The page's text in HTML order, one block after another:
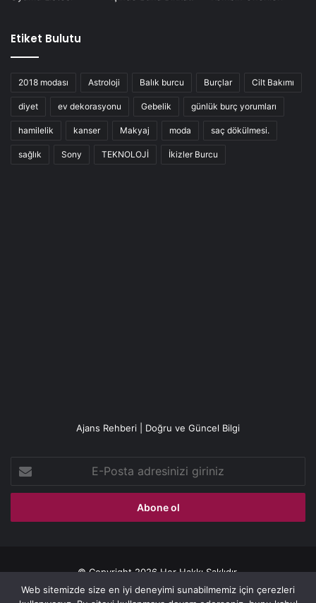
Etiket Bulutu
2018 modası Astroloji Balık burcu Burçlar Cilt Bakımı
diyet ev dekorasyonu Gebelik günlük burç yorumları
hamilelik kanser Makyaj moda saç dökülmesi.
sağlık Sony TEKNOLOJİ İkizler Burcu
Ajans Rehberi | Doğru ve Güncel Bilgi
Posta
adresinizi
© Copyright 2026 Her Hakkı Saklıdır.
Gizlilik politikası
Web sitemizde size en iyi deneyimi sunabilmemiz için çerezleri